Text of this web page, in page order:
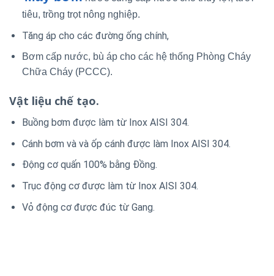
tiêu, trồng trọt nông nghiệp.
Tăng áp cho các đường ống chính,
Bơm cấp nước, bù áp cho các hệ thống Phòng Cháy
Chữa Cháy (PCCC).
Vật liệu chế tạo.
Buồng bơm được làm từ Inox AISI 304.
Cánh bơm và và ốp cánh được làm Inox AISI 304.
Động cơ quấn 100% bằng Đồng.
Trục động cơ được làm từ Inox AISI 304.
Vỏ động cơ được đúc từ Gang.